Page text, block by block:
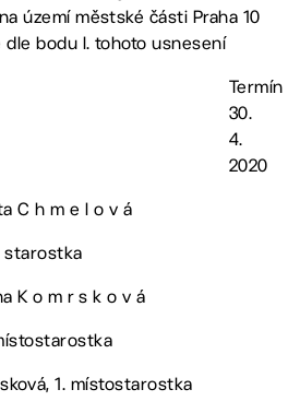
území městské části Praha 10
dle bodu I. tohoto usnesení
Termín
30.
4.
2020
C h m e l o v á
starostka
K o m r s k o v á
1. místostarostka